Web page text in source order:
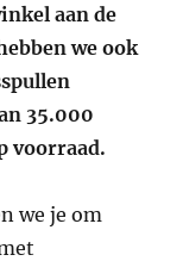
aan de
we ook
35.000
voorraad.
we je om